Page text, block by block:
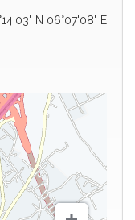
N 06°07'08" E